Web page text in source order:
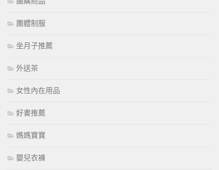
團體制服
坐月子推薦
外送茶
女性內在用品
好書推薦
媽媽寶寶
嬰兒衣褲